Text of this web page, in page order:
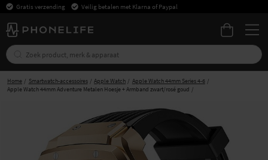
Gratis verzending Veilig betalen met Klarna of Paypal
Home Smartwatch-accessoires Apple Watch
Apple Watch 44mm Series 4-6
Apple Watch 44mm Adventure Metalen Hoesje + Armband zwart/rosé goud